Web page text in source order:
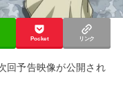
Pocket リンク
回予告映像が公開され